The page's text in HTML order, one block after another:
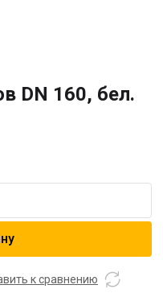
DN 160, бел.
к сравнению